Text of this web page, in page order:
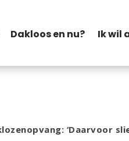
Dakloos en nu? Ik wil
‘Daarvoor